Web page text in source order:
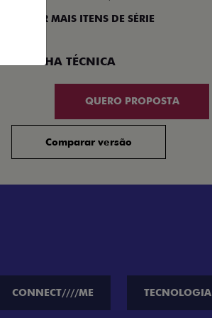
+ VER MAIS ITENS DE SÉRIE
FICHA TÉCNICA
QUERO PROPOSTA
Comparar versão
CONNECT////ME TECNOLOGIA